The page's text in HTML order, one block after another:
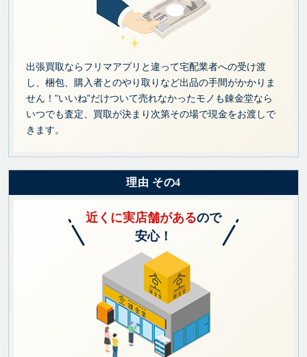
出張買取ならフリマアプリと違って宅配業者への受け渡
し、梱包、購入者とのやり取りなど出品の手間がかかりま
せん！”いいね”だけついて売れなかったモノも錬金堂なら
いつでも査定、買取が決まり次第その場で現金をお渡しで
きます。
理由 その4
近くに実店舗があるので
安心！